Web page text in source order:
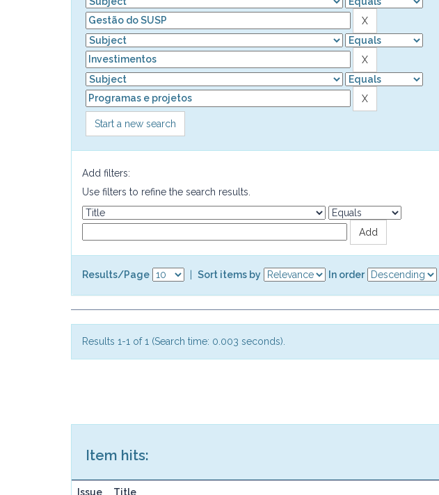
Start a new search
Add filters:
Use filters to refine the search results.
Results/Page Sort items by In order
Results 1-1 of 1 (Search time: 0.003 seconds).
Item hits:
Issue Title